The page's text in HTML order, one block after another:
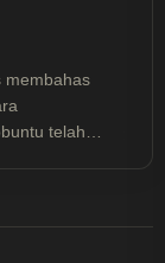
membahas
telah